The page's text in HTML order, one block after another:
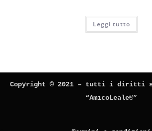
Leggi tutto
Copyright © 2021 – tutti i diritti
“AmicoLeale®”